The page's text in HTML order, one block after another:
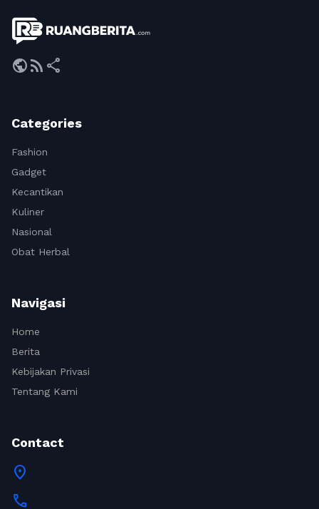
publicrss_feed share
Categories
Fashion
Gadget
Kecantikan
Kuliner
Nasional
Obat Herbal
Navigasi
Home
Berita
Kebijakan Privasi
Tentang Kami
Contact
location_on
call